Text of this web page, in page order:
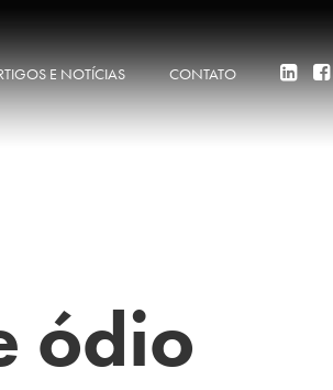
E NOTÍCIAS CONTATO
ódio